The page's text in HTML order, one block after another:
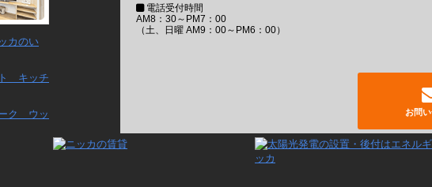
電話受付時間
AM8：30～PM7：00
（土、日曜 AM9：00～PM6：00）
お問